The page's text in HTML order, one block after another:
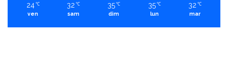
24 ℃
ven
32 ℃
sam
35 ℃
dim
35 ℃
lun
32 ℃
mar